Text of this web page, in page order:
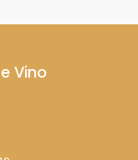
Vino